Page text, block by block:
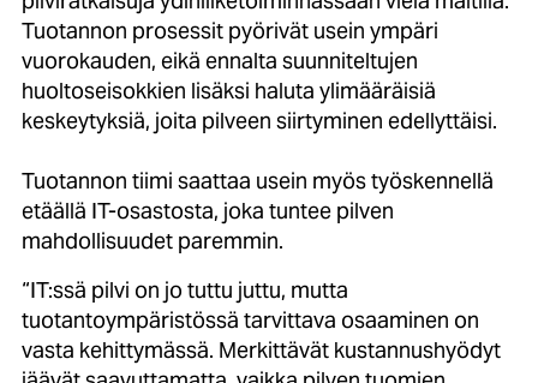
Tuotannon prosessit pyörivät usein ympäri
vuorokauden, eikä ennalta suunniteltujen
huoltoseisokkien lisäksi haluta ylimääräisiä
keskeytyksiä, joita pilveen siirtyminen edellyttäisi.
Tuotannon tiimi saattaa usein myös työskennellä
etäällä IT-osastosta, joka tuntee pilven
mahdollisuudet paremmin.
“IT:ssä pilvi on jo tuttu juttu, mutta
tuotantoympäristössä tarvittava osaaminen on
vasta kehittymässä. Merkittävät kustannushyödyt